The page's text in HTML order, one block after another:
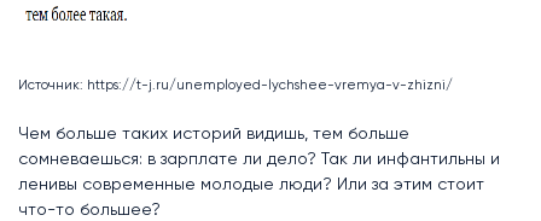
Источник: https://t-j.ru/unemployed-lychshee-vremya-v-zhizni/
Чем больше таких историй видишь, тем больше
сомневаешься: в зарплате ли дело? Так ли инфантильны и
ленивы современные молодые люди? Или за этим стоит
что-то большее?